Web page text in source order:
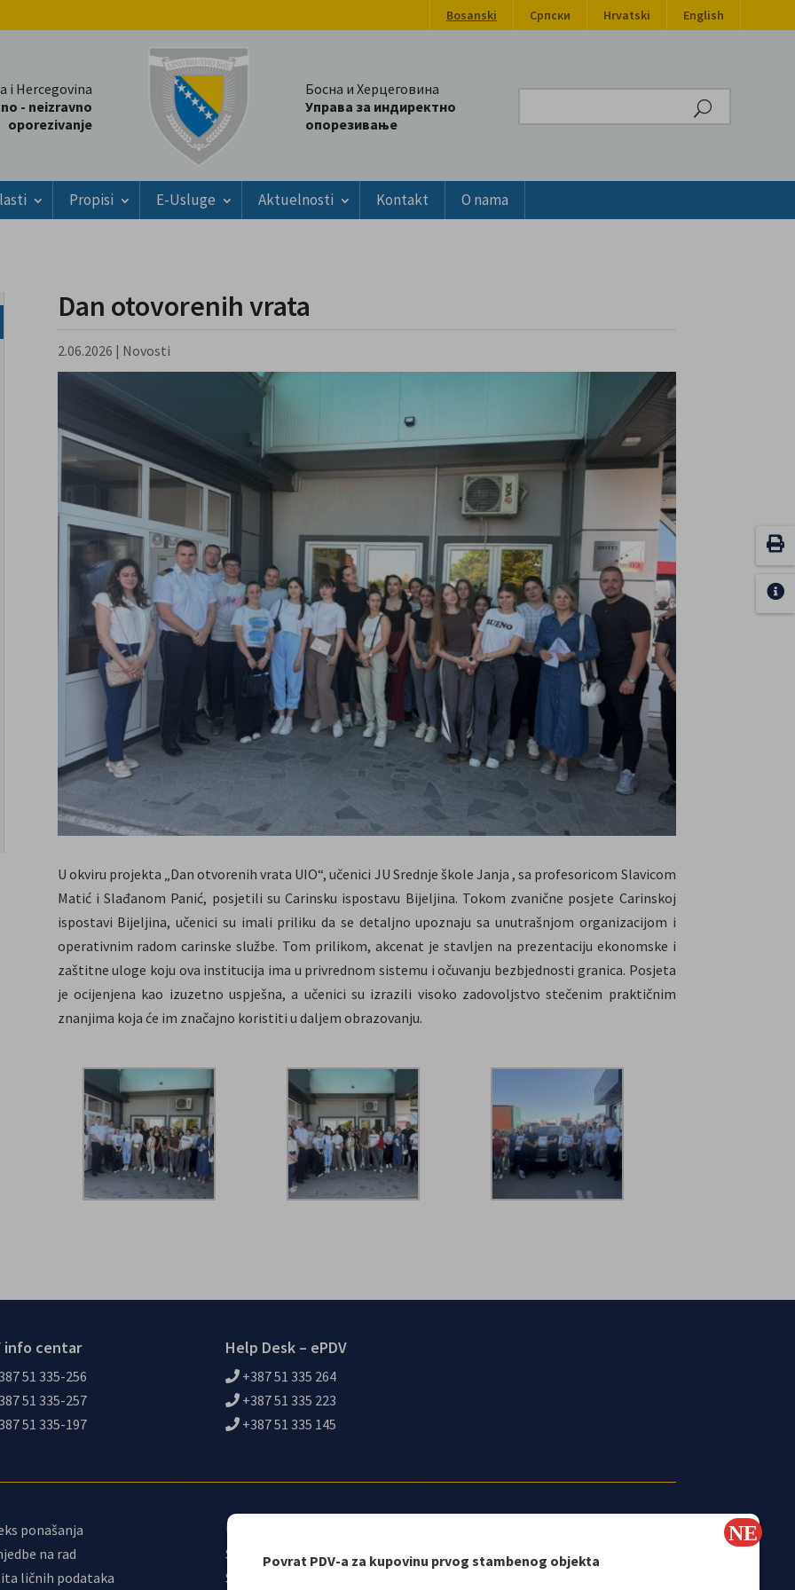
Povrat PDV-a za kupovinu prvog stambenog objekta
Bosanski Српски Hrvatski English
i Hercegovina
- neizravno
oporezivanje
Босна и Херцеговина
Управа за индиректно
опорезивање
Propisi E-Usluge Aktuelnosti Kontakt O nama
Dan otovorenih vrata
2.06.2026 | Novosti
U okviru projekta „Dan otvorenih vrata UIO“, učenici JU Srednje škole Janja , sa profesoricom Slavicom
Matić i Slađanom Panić, posjetili su Carinsku ispostavu Bijeljina. Tokom zvanične posjete Carinskoj
ispostavi Bijeljina, učenici su imali priliku da se detaljno upoznaju sa unutrašnjom organizacijom i
operativnim radom carinske službe. Tom prilikom, akcenat je stavljen na prezentaciju ekonomske i
zaštitne uloge koju ova institucija ima u privrednom sistemu i očuvanju bezbjednosti granica. Posjeta
je ocijenjena kao izuzetno uspješna, a učenici su izrazili visoko zadovoljstvo stečenim praktičnim
znanjima koja će im značajno koristiti u daljem obrazovanju.
info centar
51 335-256
51 335-257
51 335-197
Help Desk – ePDV
+387 51 335 264
+387 51 335 223
+387 51 335 145
ponašanja
na rad
ličnih podataka
Upravni odbor
Sindikat UIO
Samostalni sindikat UIO